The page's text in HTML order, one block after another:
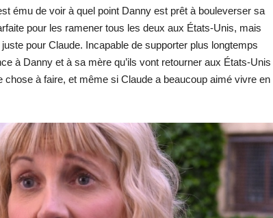
ému de voir à quel point Danny est prêt à bouleverser sa
pour les ramener tous les deux aux États-Unis, mais
pour Claude. Incapable de supporter plus longtemps
à Danny et à sa mère qu’ils vont retourner aux États-Unis
chose à faire, et même si Claude a beaucoup aimé vivre en